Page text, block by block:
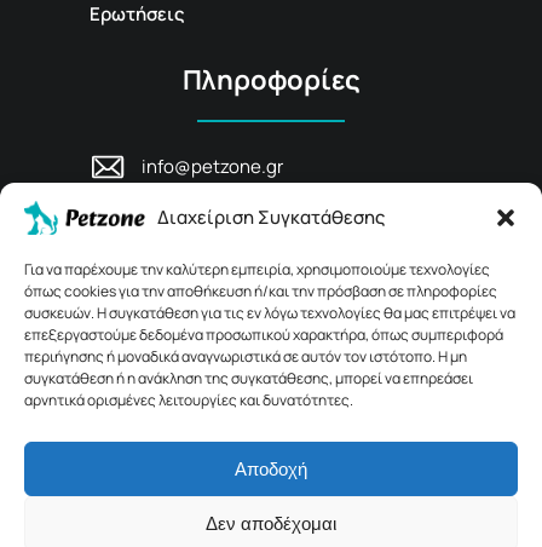
Διαχείριση Συγκατάθεσης
Για να παρέχουμε την καλύτερη εμπειρία, χρησιμοποιούμε τεχνολογίες
όπως cookies για την αποθήκευση ή/και την πρόσβαση σε πληροφορίες
συσκευών. Η συγκατάθεση για τις εν λόγω τεχνολογίες θα μας επιτρέψει να
επεξεργαστούμε δεδομένα προσωπικού χαρακτήρα, όπως συμπεριφορά
περιήγησης ή μοναδικά αναγνωριστικά σε αυτόν τον ιστότοπο. Η μη
συγκατάθεση ή η ανάκληση της συγκατάθεσης, μπορεί να επηρεάσει
αρνητικά ορισμένες λειτουργίες και δυνατότητες.
Αποδοχή
Δεν αποδέχομαι
Ερωτήσεις
Πληροφορίες
info@petzone.gr
Ρέθυμνο, Κρήτη
© 2026 Petzone.gr – All Rights Reserved.